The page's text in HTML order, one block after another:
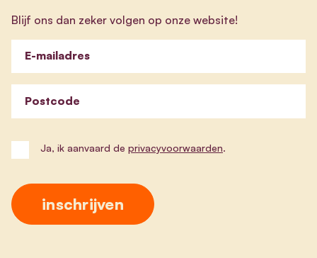
Blijf ons dan zeker volgen op onze website!
E-mailadres
Postcode
Ja, ik aanvaard de privacyvoorwaarden.